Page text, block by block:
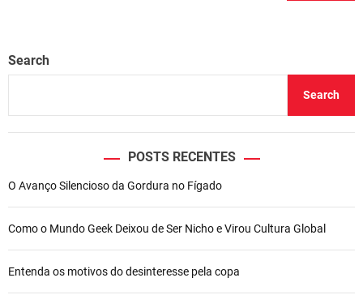
Search
Search
POSTS RECENTES
O Avanço Silencioso da Gordura no Fígado
Como o Mundo Geek Deixou de Ser Nicho e Virou Cultura Global
Entenda os motivos do desinteresse pela copa